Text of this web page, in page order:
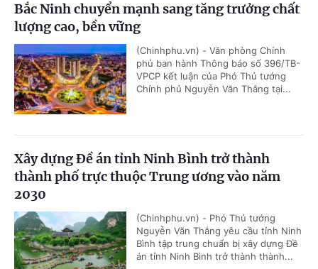
Bắc Ninh chuyển mạnh sang tăng trưởng chất
lượng cao, bền vững
(Chinhphu.vn) - Văn phòng Chính
phủ ban hành Thông báo số 396/TB-
VPCP kết luận của Phó Thủ tướng
Chính phủ Nguyễn Văn Thắng tại...
Xây dựng Đề án tỉnh Ninh Bình trở thành
thành phố trực thuộc Trung ương vào năm
2030
(Chinhphu.vn) - Phó Thủ tướng
Nguyễn Văn Thắng yêu cầu tỉnh Ninh
Bình tập trung chuẩn bị xây dựng Đề
án tỉnh Ninh Bình trở thành thành...